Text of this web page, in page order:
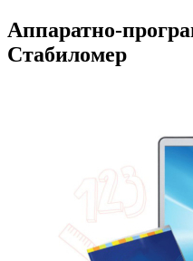
Аппаратно-
Стабиломер